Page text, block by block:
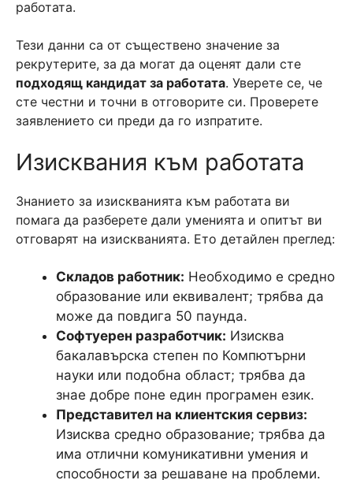
работата.
Тези данни са от съществено значение за
рекрутерите, за да могат да оценят дали сте
подходящ кандидат за работата. Уверете се, че
сте честни и точни в отговорите си. Проверете
заявлението си преди да го изпратите.
Изисквания към работата
Знанието за изискванията към работата ви
помага да разберете дали уменията и опитът ви
отговарят на изискванията. Ето детайлен преглед:
Складов работник: Необходимо е средно
образование или еквивалент; трябва да
може да повдига 50 паунда.
Софтуерен разработчик: Изисква
бакалавърска степен по Компютърни
науки или подобна област; трябва да
знае добре поне един програмен език.
Представител на клиентския сервиз:
Изисква средно образование; трябва да
има отлични комуникативни умения и
способности за решаване на проблеми.